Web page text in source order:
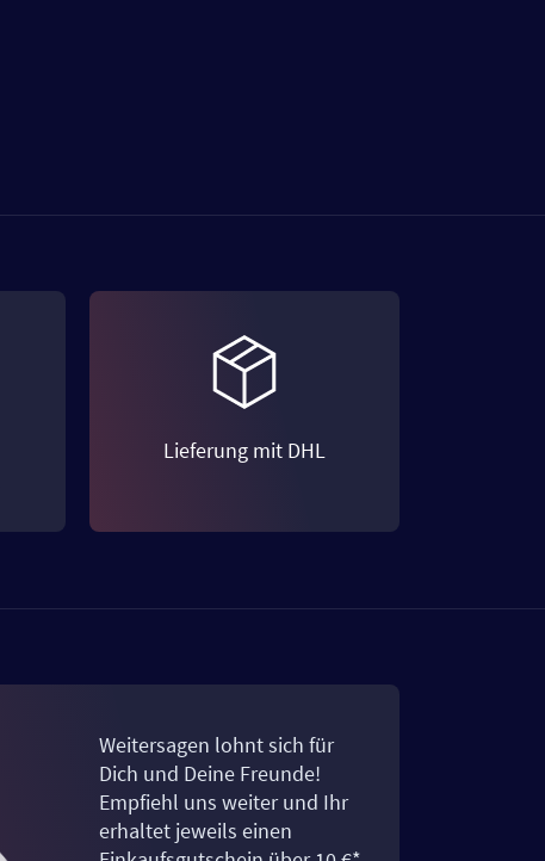
Lieferung mit DHL
Weitersagen lohnt sich für
Dich und Deine Freunde!
Empfiehl uns weiter und Ihr
erhaltet jeweils einen